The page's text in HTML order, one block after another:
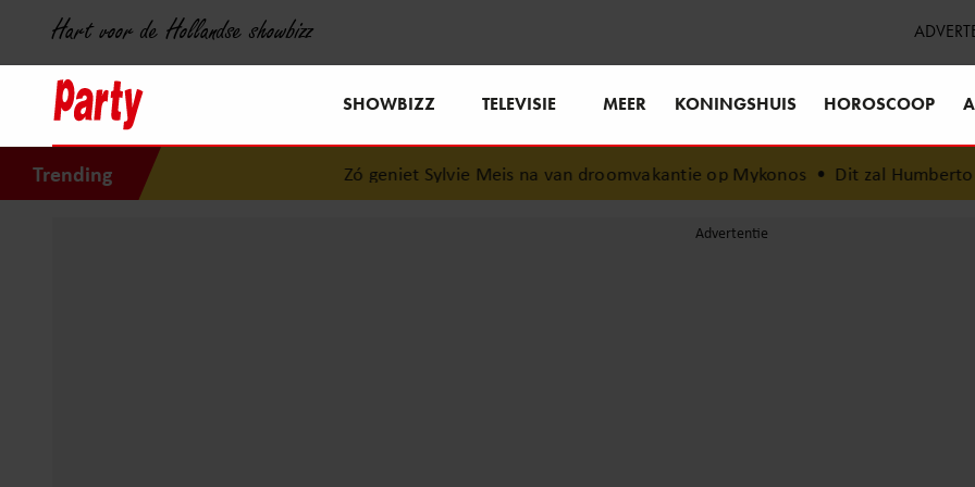
Hart voor de Hollandse showbizz
SHOWBIZZ TELEVISIE MEER KONINGSHUIS HOROSCOOP
Trending Zó geniet Sylvie Meis na van droomvakantie op Mykonos•Dit zal Humberto